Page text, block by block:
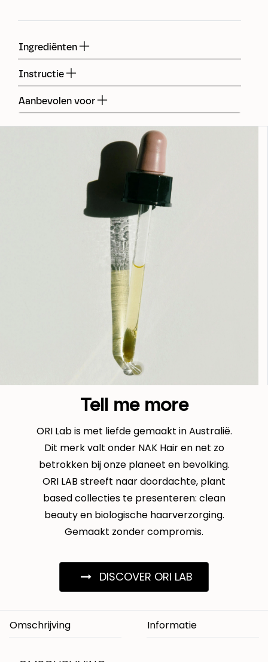
Ingrediënten
Instructie
Aanbevolen voor
Tell me more
ORI Lab is met liefde gemaakt in Australië.
Dit merk valt onder NAK Hair en net zo
betrokken bij onze planeet en bevolking.
ORI LAB streeft naar doordachte, plant
based collecties te presenteren: clean
beauty en biologische haarverzorging.
Gemaakt zonder compromis.
DISCOVER ORI LAB
Omschrijving